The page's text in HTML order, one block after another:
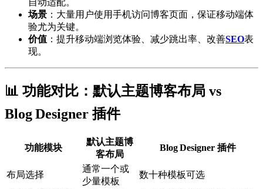
场景 ：大量用户使用手机访问博客页面，保证移动端体
验尤为关键。
价值 ：提升移动端浏览体验、减少跳出率、改善SEO表
现。
📊 功能对比：默认主题博客布局 vs
Blog Designer 插件
功能模块
默认主题博
客布局
Blog Designer 插件
布局选择
通常一个或
少量模板
数十种模板可选